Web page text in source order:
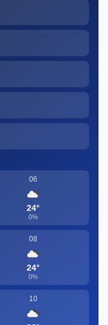
06
24°
0%
08
24°
0%
10